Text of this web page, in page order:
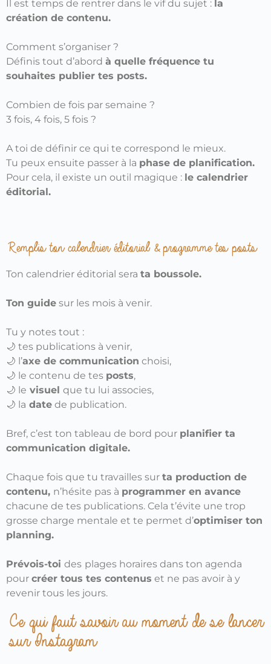
Il est temps de rentrer dans le vif du sujet : la
création de contenu.
Comment s’organiser ?
Définis tout d’abord à quelle fréquence tu
souhaites publier tes posts.
Combien de fois par semaine ?
3 fois, 4 fois, 5 fois ?
A toi de définir ce qui te correspond le mieux.
Tu peux ensuite passer à la phase de planification.
Pour cela, il existe un outil magique : le calendrier
éditorial.
Remplis ton calendrier éditorial & programme tes posts
Ton calendrier éditorial sera ta boussole.
Ton guide sur les mois à venir.
Tu y notes tout :
🌙 tes publications à venir,
🌙 l’axe de communication choisi,
🌙 le contenu de tes posts,
🌙 le visuel que tu lui associes,
🌙 la date de publication.
Bref, c’est ton tableau de bord pour planifier ta
communication digitale.
Chaque fois que tu travailles sur ta production de
contenu, n’hésite pas à programmer en avance
chacune de tes publications. Cela t’évite une trop
grosse charge mentale et te permet d’optimiser ton
planning.
Prévois-toi des plages horaires dans ton agenda
pour créer tous tes contenus et ne pas avoir à y
revenir tous les jours.
Ce qui faut savoir au moment de se lancer
sur Instagram